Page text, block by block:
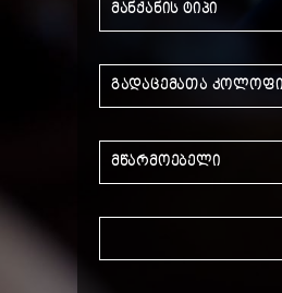
მანქანის ტიპი
გადაცემათა კოლოფი
მწარმოებელი